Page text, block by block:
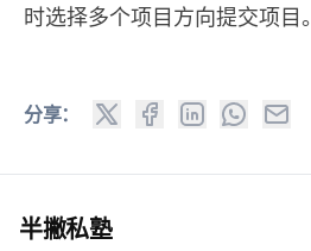
时选择多个项目方向提交项目。
分享：
半撇私塾